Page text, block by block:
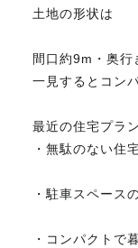
土地の形状は
間口約9m・奥行
一見するとコン
最近の住宅プラ
・無駄のない住
・駐車スペース
・コンパクトで